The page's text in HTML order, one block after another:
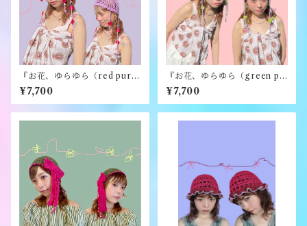
『お花、ゆらゆら（red purpl
e）』《merry yarn》
¥7,700
『お花、ゆらゆら（green pu
rple）』《merry yarn》
¥7,700